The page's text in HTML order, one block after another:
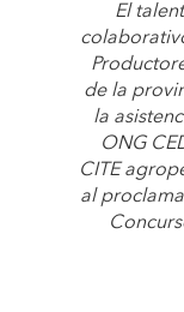
El
de la
la
ONG
CITE
al